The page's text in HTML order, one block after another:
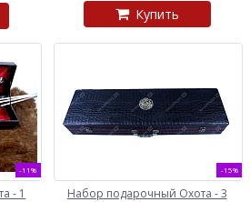
Купить
-11%
- 1
-15%
Набор подарочный Охота - 3